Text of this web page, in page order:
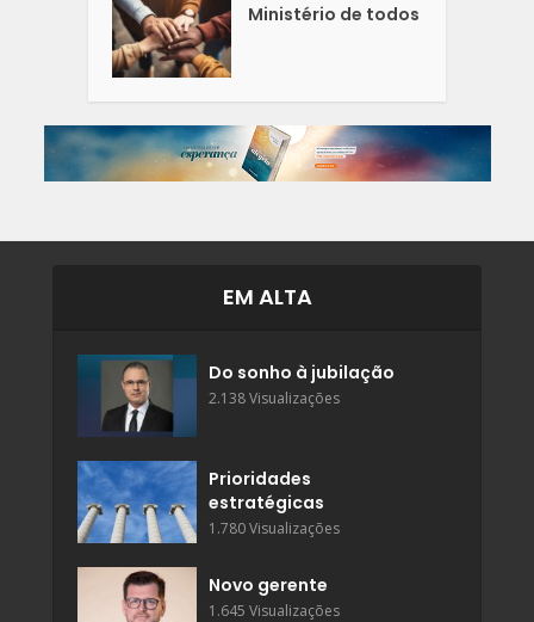
Ministério de todos
EM ALTA
Do sonho à jubilação
2.138 Visualizações
Prioridades
estratégicas
1.780 Visualizações
Novo gerente
1.645 Visualizações